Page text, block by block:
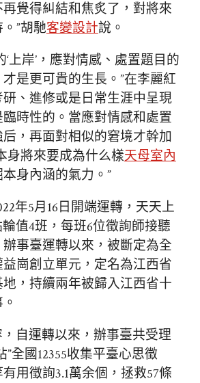
覺得糾結和焦炙了，對將來
”胡馳客變設計說。
‘上岸’，應對情感、處置題目的
是更可貴的生長。”在李麗紅
、進修或是日常生涯中呈現
時性的。當應對情感和處置
，再面對相似的窘境才幹加
身將來要成為什么樣天母室內
身內涵的氣力。”
年5月16日開端運轉，天天上
值4班，每班6位徵詢師接聽
事臺運轉以來，被斷定為全
崗創立單元，定名為江西省
，持續兩年被歸入江西省十
自運轉以來，辦事臺共受理
”全國12355收集平臺心思徵
用徵詢3.1萬余個，拯救57條